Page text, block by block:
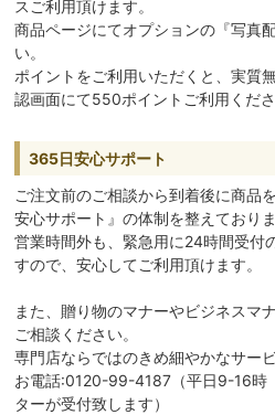
スご利用頂けます。
商品ページにてオプションの『写真
い。
ポイントをご利用いただくと、実質
認画面にて550ポイントご利用くださ
365日安心サポート
ご注文前のご相談から到着後に商品
安心サポート』の体制を整えておりま
営業時間外も、緊急用に24時間受付
すので、安心してご利用頂けます。
また、贈り物のマナーやビジネスマ
ご相談ください。
専門店ならではのきめ細やかなサー
お電話:0120-99-4187（平日9-16
ターが受付致します）